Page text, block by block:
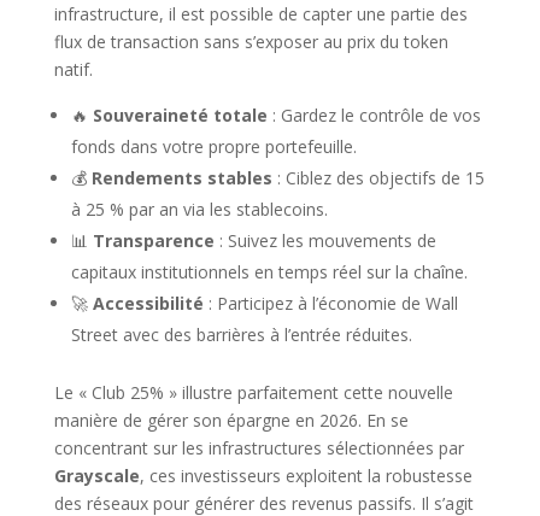
infrastructure, il est possible de capter une partie des
flux de transaction sans s’exposer au prix du token
natif.
🔥 Souveraineté totale : Gardez le contrôle de vos
fonds dans votre propre portefeuille.
💰 Rendements stables : Ciblez des objectifs de 15
à 25 % par an via les stablecoins.
📊 Transparence : Suivez les mouvements de
capitaux institutionnels en temps réel sur la chaîne.
🚀 Accessibilité : Participez à l’économie de Wall
Street avec des barrières à l’entrée réduites.
Le « Club 25% » illustre parfaitement cette nouvelle
manière de gérer son épargne en 2026. En se
concentrant sur les infrastructures sélectionnées par
Grayscale, ces investisseurs exploitent la robustesse
des réseaux pour générer des revenus passifs. Il s’agit